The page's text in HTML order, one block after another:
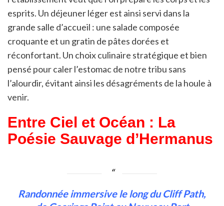
esprits. Un déjeuner léger est ainsi servi dans la
grande salle d’accueil : une salade composée
croquante et un gratin de pâtes dorées et
réconfortant. Un choix culinaire stratégique et bien
pensé pour caler l’estomac de notre tribu sans
l’alourdir, évitant ainsi les désagréments de la houle à
venir.
Entre Ciel et Océan : La
Poésie Sauvage d’Hermanus
Randonnée immersive le long du Cliff Path,